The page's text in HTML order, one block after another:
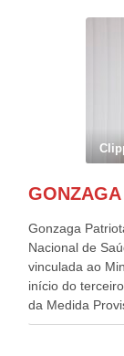
evento contou
Alckmin, que
governador de
Nordeste,
atualmente
Governadora
Casa Civil, Rui
de todo
Gonzaga
Nacional de
vinculada ao
início do
da Medida
pelo